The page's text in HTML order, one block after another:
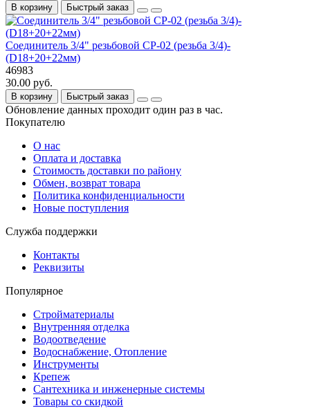
В корзину Быстрый заказ
Соединитель 3/4" резьбовой СР-02 (резьба 3/4)-
(D18+20+22мм)
46983
30.00 руб.
В корзину Быстрый заказ
Обновление данных проходит один раз в час.
Покупателю
О нас
Оплата и доставка
Стоимость доставки по району
Обмен, возврат товара
Политика конфиденциальности
Новые поступления
Служба поддержки
Контакты
Реквизиты
Популярное
Стройматериалы
Внутренняя отделка
Водоотведение
Водоснабжение, Отопление
Инструменты
Крепеж
Сантехника и инженерные системы
Товары со скидкой